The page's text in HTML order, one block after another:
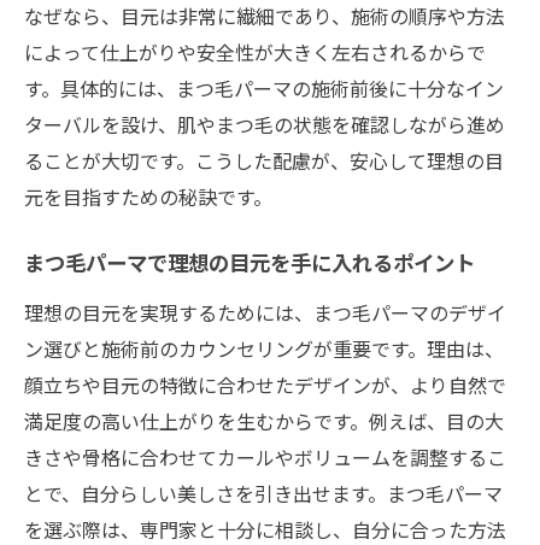
まつ毛パーマで自分らしい表情を演出
まつ毛パーマで毎日が楽しくなる理由
まつ毛パーマで日常に自信をプラスする方
法
まつ毛パーマが叶えるナチュラルな美しさ
まつ毛パーマと整形で高める目元の魅力
まつ毛パーマによる整形効果のアップ術
まつ毛パーマと整形の組み合わせが人気の
理由
まつ毛パーマで整形後の満足度を向上させ
る
なぜなら、目元は非常に繊細であり、施術の順序や方法
によって仕上がりや安全性が大きく左右されるからで
す。具体的には、まつ毛パーマの施術前後に十分なイン
ターバルを設け、肌やまつ毛の状態を確認しながら進め
ることが大切です。こうした配慮が、安心して理想の目
元を目指すための秘訣です。
まつ毛パーマで理想の目元を手に入れるポイント
理想の目元を実現するためには、まつ毛パーマのデザイ
ン選びと施術前のカウンセリングが重要です。理由は、
顔立ちや目元の特徴に合わせたデザインが、より自然で
満足度の高い仕上がりを生むからです。例えば、目の大
きさや骨格に合わせてカールやボリュームを調整するこ
とで、自分らしい美しさを引き出せます。まつ毛パーマ
を選ぶ際は、専門家と十分に相談し、自分に合った方法